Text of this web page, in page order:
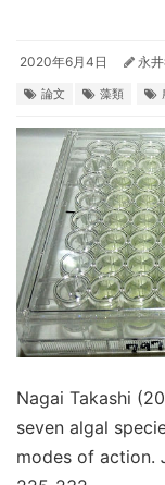
2020年6月4日 永
論文 藻類
Nagai Takashi
seven algal
modes of action.